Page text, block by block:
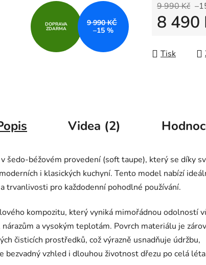
9 990 Kč
8 490
Tisk
DOPRAVA
ZDARMA
9 990 KČ
–15 %
Videa (2)
šedo-béžovém provedení (soft taupe), který se díky
i klasických kuchyní. Tento model nabízí
trvanlivosti pro každodenní pohodlné používání.
kompozitu, který vyniká mimořádnou odolností
a vysokým teplotám. Povrch materiálu je
čisticích prostředků, což výrazně usnadňuje údržbu,
bezvadný vzhled i dlouhou životnost dřezu po celá